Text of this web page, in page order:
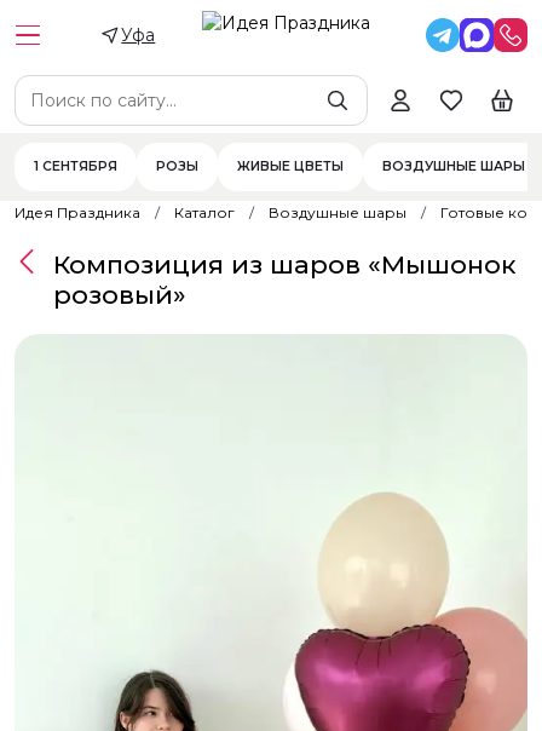
Уфа
1 СЕНТЯБРЯ РОЗЫ ЖИВЫЕ ЦВЕТЫ ВОЗДУШНЫЕ ШАРЫ
Идея Праздника Каталог Воздушные шары Готовые
Композиция из шаров «Мышонок
розовый»